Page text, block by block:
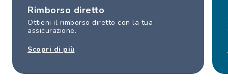
Rimborso diretto
Ottieni il rimborso diretto con la tua
assicurazione.
Scopri di più